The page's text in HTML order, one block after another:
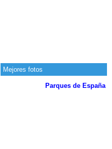
Mejores fotos
Parques de España